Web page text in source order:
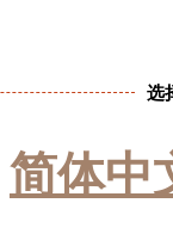
选
简体中